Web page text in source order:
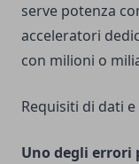
serve potenza
acceleratori
con milioni o
Requisiti di dati
Uno degli errori